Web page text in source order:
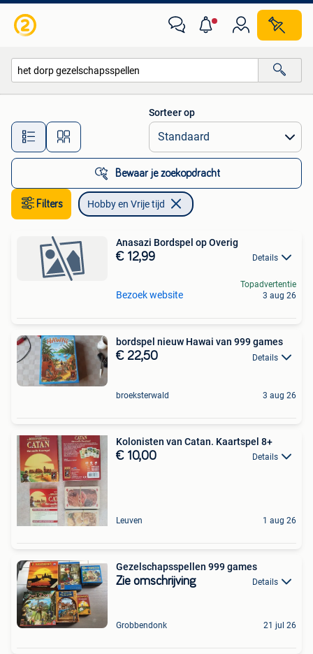
Alle afstanden…
Sorteer op
Bewaar je zoekopdracht
Filters Hobby en Vrije tijd
Anasazi Bordspel op Overig
€ 12,99 Details
Bezoek website
Topadvertentie
3 aug 26
bordspel nieuw Hawai van 999 games
€ 22,50 Details
broeksterwald 3 aug 26
Kolonisten van Catan. Kaartspel 8+
€ 10,00 Details
Leuven 1 aug 26
Gezelschapsspellen 999 games
Zie omschrijving Details
Grobbendonk 21 jul 26